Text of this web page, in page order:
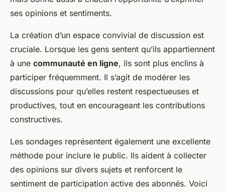
ses opinions et sentiments.
La création d’un espace convivial de discussion est
cruciale. Lorsque les gens sentent qu’ils appartiennent
à une communauté en ligne, ils sont plus enclins à
participer fréquemment. Il s’agit de modérer les
discussions pour qu’elles restent respectueuses et
productives, tout en encourageant les contributions
constructives.
Les sondages représentent également une excellente
méthode pour inclure le public. Ils aident à collecter
des opinions sur divers sujets et renforcent le
sentiment de participation active des abonnés. Voici